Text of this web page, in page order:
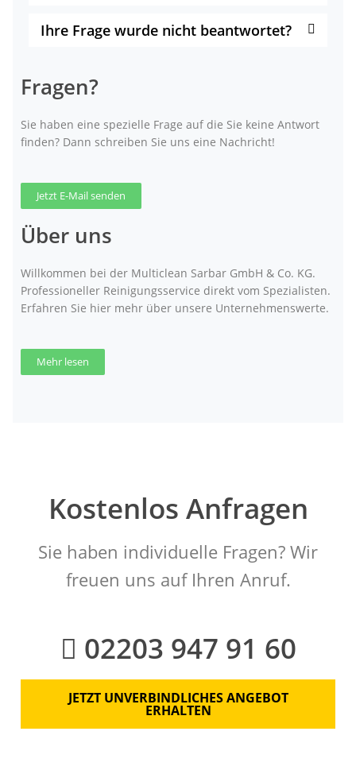
Ihre Frage wurde nicht beantwortet?
Fragen?
Sie haben eine spezielle Frage auf die Sie keine Antwort
finden? Dann schreiben Sie uns eine Nachricht!
Jetzt E-Mail senden
Über uns
Willkommen bei der Multiclean Sarbar GmbH & Co. KG.
Professioneller Reinigungsservice direkt vom Spezialisten.
Erfahren Sie hier mehr über unsere Unternehmenswerte.
Mehr lesen
Kostenlos Anfragen
Sie haben individuelle Fragen? Wir
freuen uns auf Ihren Anruf.
02203 947 91 60
JETZT UNVERBINDLICHES ANGEBOT
ERHALTEN